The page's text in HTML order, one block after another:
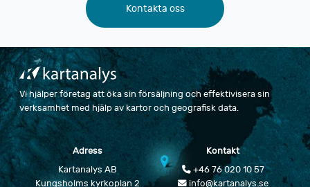
Kontakta oss
Vi hjälper företag att öka sin försäljning och effektivisera sin
verksamhet med hjälp av kartor och geografisk data.
Adress
Kartanalys AB
Kungsholms kyrkoplan 2
Kontakt
+46 76 020 10 57
info@kartanalys.se